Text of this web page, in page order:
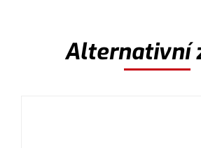
Alternativní